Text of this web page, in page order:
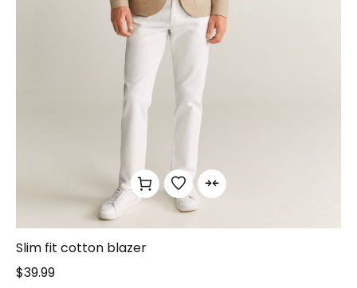
Slim fit cotton blazer
$39.99